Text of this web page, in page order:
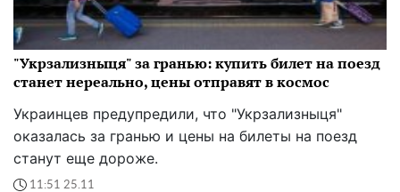
"Укрзализныця" за гранью: купить билет на поезд
станет нереально, цены отправят в космос
Украинцев предупредили, что "Укрзализныця"
оказалась за гранью и цены на билеты на поезд
станут еще дороже.
11:51 25.11